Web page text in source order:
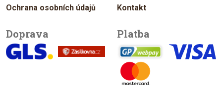
Ochrana osobních údajů
Kontakt
Doprava Platba